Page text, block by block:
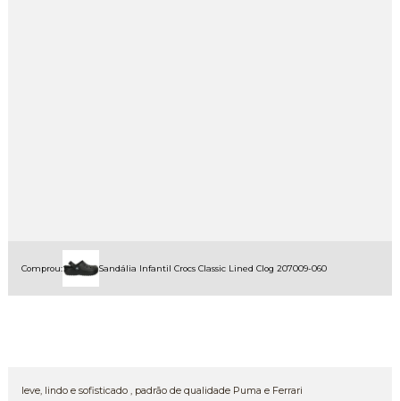
Comprou: Sandália Infantil Crocs Classic Lined Clog 207009-060
leve, lindo e sofisticado , padrão de qualidade Puma e Ferrari